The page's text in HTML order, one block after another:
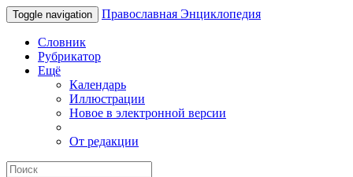
Toggle navigation Православная Энциклопедия
Словник
Рубрикатор
Ещё
Календарь
Иллюстрации
Новое в электронной версии
От редакции